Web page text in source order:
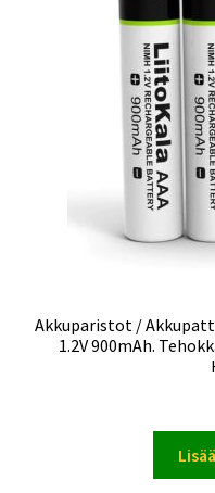
Akkuparistot /
1.2V 900mAh.